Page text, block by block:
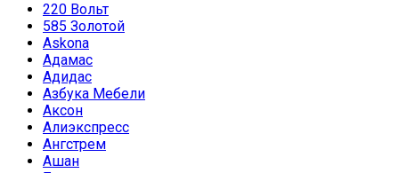
220 Вольт
585 Золотой
Askona
Адамас
Адидас
Азбука Мебели
Аксон
Алиэкспресс
Ангстрем
Ашан